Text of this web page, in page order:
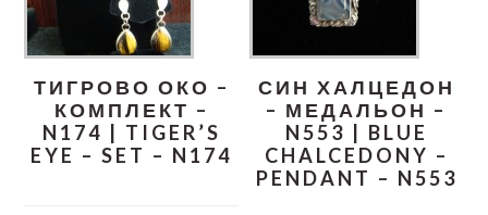
ТИГРОВО ОКО –
КОМПЛЕКТ –
N174 | TIGER’S
EYE – SET – N174
СИН ХАЛЦЕДОН
– МЕДАЛЬОН –
N553 | BLUE
CHALCEDONY –
PENDANT – N553